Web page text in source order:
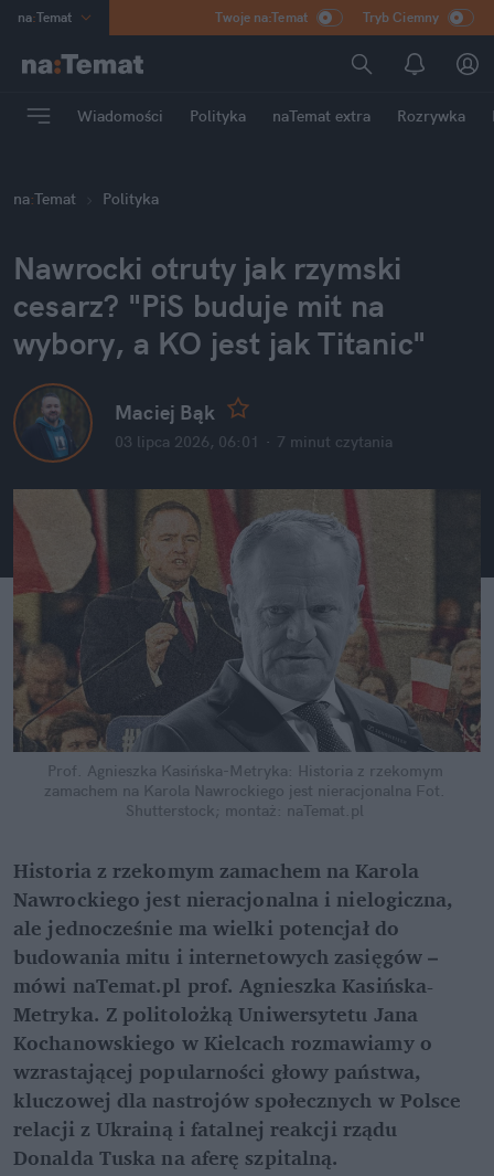
na:Temat
Poland
mama
Rozrywka
Twoje na:Temat Tryb Ciemny
Wiadomości Polityka naTemat extra Rozrywka
na:Temat Polityka
Nawrocki otruty jak rzymski
cesarz? "PiS buduje mit na
wybory, a KO jest jak Titanic"
Maciej Bąk
03 lipca 2026, 06:01 · 7 minut czytania
Prof. Agnieszka Kasińska-Metryka: Historia z rzekomym
zamachem na Karola Nawrockiego jest nieracjonalna Fot.
Shutterstock; montaż: naTemat.pl
Historia z rzekomym zamachem na Karola
Nawrockiego jest nieracjonalna i nielogiczna,
ale jednocześnie ma wielki potencjał do
budowania mitu i internetowych zasięgów –
mówi naTemat.pl prof. Agnieszka Kasińska-
Metryka. Z politolożką Uniwersytetu Jana
Kochanowskiego w Kielcach rozmawiamy o
wzrastającej popularności głowy państwa,
kluczowej dla nastrojów społecznych w Polsce
relacji z Ukrainą i fatalnej reakcji rządu
Donalda Tuska na aferę szpitalną.